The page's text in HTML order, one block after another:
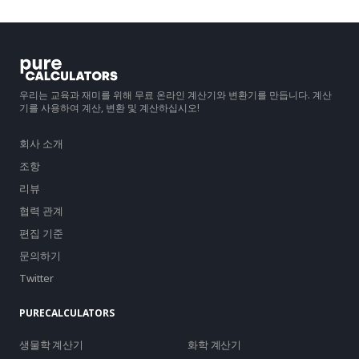
우리는 교육과 재미를 위해 무료 온라인 계산기와 변환기를 만듭니다. 계산
기를 사용하여 계산, 변환 및 계산하십시오!
회사 소개
조항
리뷰
협력 관계
편집 기준
문의하기
Twitter
PURECALCULATORS
생물학 계산기
화학 계산기